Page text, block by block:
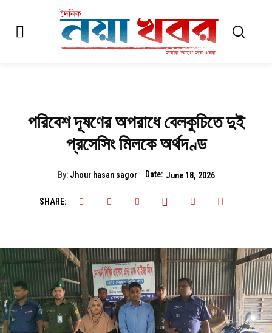
পরিবেশ দূষণের অপরাধে বেলকুচিতে দুই
প্রসেসিং মিলকে অর্থদণ্ড
By: Jhour hasan sagor Date: June 18, 2026
SHARE: